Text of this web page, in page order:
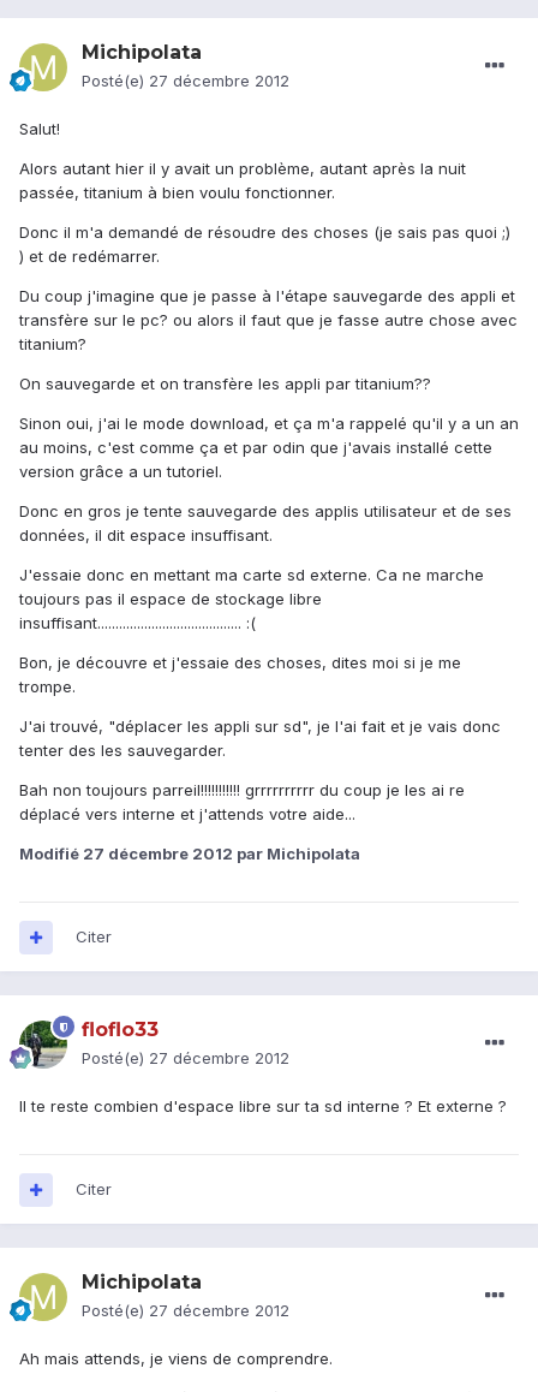
Michipolata
Posté(e) 27 décembre 2012
Salut!
Alors autant hier il y avait un problème, autant après la nuit
passée, titanium à bien voulu fonctionner.
Donc il m'a demandé de résoudre des choses (je sais pas quoi ;)
) et de redémarrer.
Du coup j'imagine que je passe à l'étape sauvegarde des appli et
transfère sur le pc? ou alors il faut que je fasse autre chose avec
titanium?
On sauvegarde et on transfère les appli par titanium??
Sinon oui, j'ai le mode download, et ça m'a rappelé qu'il y a un an
au moins, c'est comme ça et par odin que j'avais installé cette
version grâce a un tutoriel.
Donc en gros je tente sauvegarde des applis utilisateur et de ses
données, il dit espace insuffisant.
J'essaie donc en mettant ma carte sd externe. Ca ne marche
toujours pas il espace de stockage libre
insuffisant........................................ :(
Bon, je découvre et j'essaie des choses, dites moi si je me
trompe.
J'ai trouvé, "déplacer les appli sur sd", je l'ai fait et je vais donc
tenter des les sauvegarder.
Bah non toujours parreil!!!!!!!!!!! grrrrrrrrrr du coup je les ai re
déplacé vers interne et j'attends votre aide...
Modifié 27 décembre 2012 par Michipolata
Citer
floflo33
Posté(e) 27 décembre 2012
Il te reste combien d'espace libre sur ta sd interne ? Et externe ?
Citer
Michipolata
Posté(e) 27 décembre 2012
Ah mais attends, je viens de comprendre.